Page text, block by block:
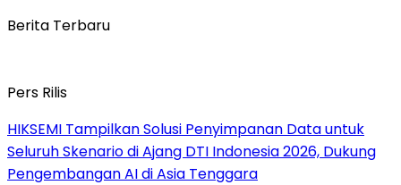
Berita Terbaru
Pers Rilis
HIKSEMI Tampilkan Solusi Penyimpanan Data untuk
Seluruh Skenario di Ajang DTI Indonesia 2026, Dukung
Pengembangan AI di Asia Tenggara